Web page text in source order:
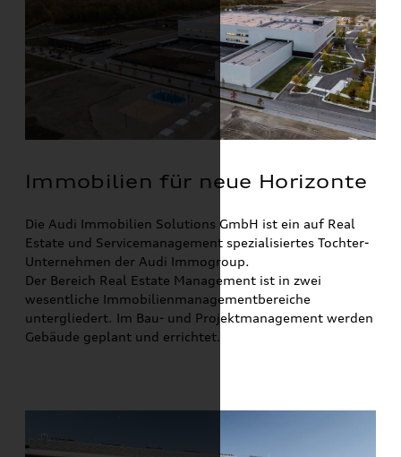
Immobilien für neue Horizonte
Die Audi Immobilien Solutions GmbH ist ein auf Real
Estate und Servicemanagement spezialisiertes Tochter-
Unternehmen der Audi Immogroup.
Der Bereich Real Estate Management ist in zwei
wesentliche Immobilienmanagementbereiche
untergliedert. Im Bau- und Projektmanagement werden
Gebäude geplant und errichtet.